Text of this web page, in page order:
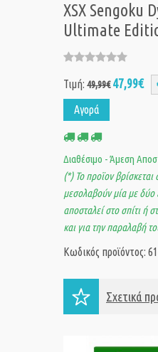
XSX Sengoku
Ultimate
Τιμή: 49,99€ 47,99€
Αγορά
Διαθέσιμο - Άμεση
(*) Το προϊον
μεσολαβούν μία με δύο
αποσταλεί στο σπίτι ή
και για την παραλαβή
Κωδικός προϊόντος:
Σχετικά